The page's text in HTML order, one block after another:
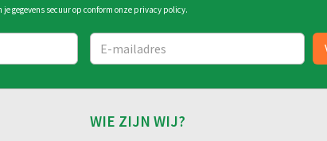
je gegevens secuur op conform onze privacy policy.
WIE ZIJN WIJ?